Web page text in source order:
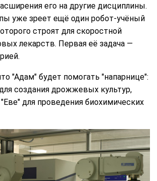
его на другие дисциплины.
уже зреет ещё один робот-учёный
строят для скоростной
лекарств. Первая её задача —
"Адам" будет помогать "напарнице":
создания дрожжевых культур,
для проведения биохимических